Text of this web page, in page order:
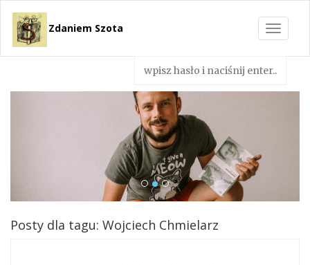
Toggle
Zdaniem Szota
Posty dla tagu: Wojciech Chmielarz